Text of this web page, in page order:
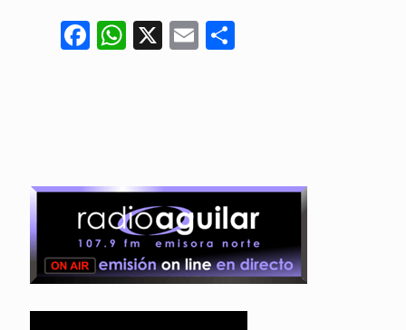
Facebook
WhatsApp
X Email